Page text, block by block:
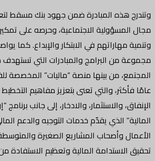
وتندرج هذه المبادرة ضمن جهود بنك مسقط
مجال المسؤولية الاجتماعية، وحرصه على
وتنمية مهاراتهم في الابتكار والإبداع. كما
مجموعة من البرامج والمبادرات التي
عامًا فأكثر، والتي تعنى بتعزيز مفاهيم التخطيط
الإنفاق، والاستثمار، والادخار، إلى جانب برنامج
المالية” الذي يقدّم خدمات التوجيه والدعم
الأعمال وأصحاب المشاريع الصغيرة
تحقيق الاستدامة المالية وتعظيم الاستفادة